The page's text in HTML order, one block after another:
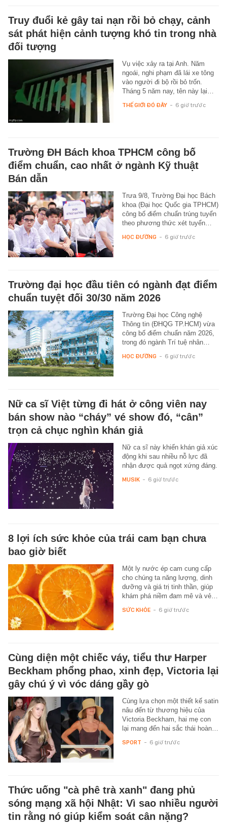
Truy đuổi kẻ gây tai nạn rồi bỏ chạy, cảnh
sát phát hiện cảnh tượng khó tin trong nhà
đối tượng
Vụ việc xảy ra tại Anh. Năm
ngoái, nghi phạm đã lái xe tông
vào người đi bộ rồi bỏ trốn.
Tháng 5 năm nay, tên này lại…
THẾ GIỚI ĐÓ ĐÂY - 6 giờ trước
Trường ĐH Bách khoa TPHCM công bố
điểm chuẩn, cao nhất ở ngành Kỹ thuật
Bán dẫn
Trưa 9/8, Trường Đại học Bách
khoa (Đại học Quốc gia TPHCM)
công bố điểm chuẩn trúng tuyển
theo phương thức xét tuyển…
HỌC ĐƯỜNG - 6 giờ trước
Trường đại học đầu tiên có ngành đạt điểm
chuẩn tuyệt đối 30/30 năm 2026
Trường Đại học Công nghệ
Thông tin (ĐHQG TP.HCM) vừa
công bố điểm chuẩn năm 2026,
trong đó ngành Trí tuệ nhân…
HỌC ĐƯỜNG - 6 giờ trước
Nữ ca sĩ Việt từng đi hát ở công viên nay
bán show nào “cháy” vé show đó, “cân”
trọn cả chục nghìn khán giả
Nữ ca sĩ này khiến khán giả xúc
động khi sau nhiều nỗ lực đã
nhận được quả ngọt xứng đáng.
MUSIK - 6 giờ trước
8 lợi ích sức khỏe của trái cam bạn chưa
bao giờ biết
Một ly nước ép cam cung cấp
cho chúng ta năng lượng, dinh
dưỡng và giá trị tinh thần, giúp
khám phá niềm đam mê và vẻ…
SỨC KHỎE - 6 giờ trước
Cùng diện một chiếc váy, tiểu thư Harper
Beckham phổng phao, xinh đẹp, Victoria lại
gây chú ý vì vóc dáng gầy gò
Cùng lựa chọn một thiết kế satin
nâu đến từ thương hiệu của
Victoria Beckham, hai mẹ con
lại mang đến hai sắc thái hoàn…
SPORT - 6 giờ trước
Thức uống "cà phê trà xanh" đang phủ
sóng mạng xã hội Nhật: Vì sao nhiều người
tin rằng nó giúp kiểm soát cân nặng?